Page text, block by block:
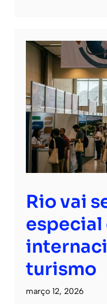
Rio vai
especial
turismo
março 12, 2026